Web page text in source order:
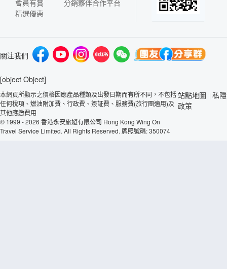
會員有賞
精選優惠
分銷夥伴合作平台
關注我們
[object Object]
本網頁所顯示之價格因應產品種類及出發日期而有所不同，不包括
任何稅項、燃油附加費、行政費、簽証費、服務費(旅行團適用)及
其他應繳費用
© 1999 - 2026 香港永安旅遊有限公司 Hong Kong Wing On
Travel Service Limited. All Rights Reserved. 牌照號碼: 350074
站點地圖 | 私隱
政策